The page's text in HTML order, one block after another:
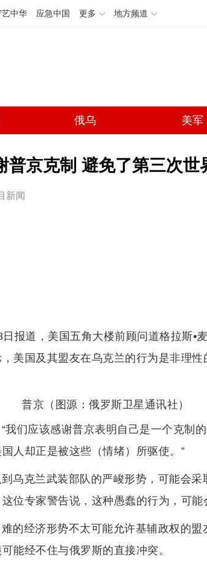
艺中华 应急中国 更多 地方频道
俄乌 美军
普京克制 避免了第三次世
新闻
报道，美国五角大楼前顾问道格拉斯•
美国及其盟友在乌克兰的行为是非理
普京（图源：俄罗斯卫星通讯社）
我们应该感谢普京表明自己是一个克制
人却正是被这些（情绪）所驱使。”
乌克兰武装部队的严峻形势，可能会
位专家警告说，这种愚蠢的行为，可能
的经济形势不太可能允许基辅政权的
能经不住与俄罗斯的直接冲突。